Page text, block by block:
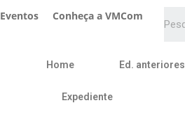
Eventos Conheça a VMCom
Home Ed. anteriores
Expediente